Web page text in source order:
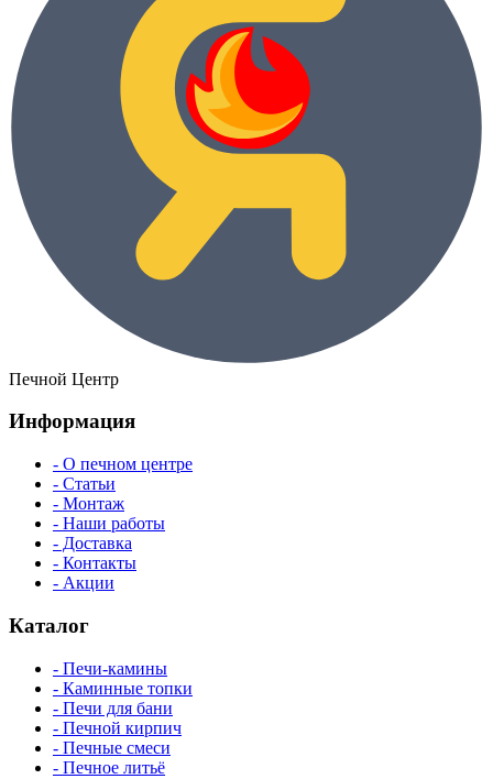
Печной Центр
Информация
- О печном центре
- Статьи
- Монтаж
- Наши работы
- Доставка
- Контакты
- Акции
Каталог
- Печи-камины
- Каминные топки
- Печи для бани
- Печной кирпич
- Печные смеси
- Печное литьё